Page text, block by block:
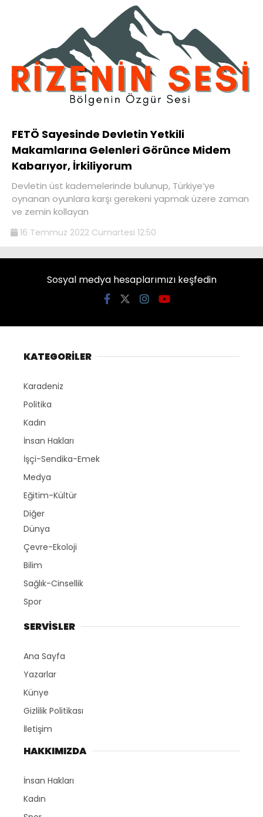
FETÖ Sayesinde Devletin Yetkili
Makamlarına Gelenleri Görünce Midem
Kabarıyor, İrkiliyorum
Devletin üst kademelerinde bulunup, Türkiye’ye
oynanan oyunlara karşı gerekeni yapmak üzere zaman
ve zemin kollayan
16 Temmuz 2022 Cumartesi 12:50
Sosyal medya hesaplarımızı keşfedin
KATEGORİLER
Karadeniz
Politika
Kadın
İnsan Hakları
İşçi-Sendika-Emek
Medya
Eğitim-Kültür
Diğer
Dünya
Çevre-Ekoloji
Bilim
Sağlık-Cinsellik
Spor
SERVİSLER
Ana Sayfa
Yazarlar
Künye
Gizlilik Politikası
İletişim
HAKKIMIZDA
İnsan Hakları
Kadın